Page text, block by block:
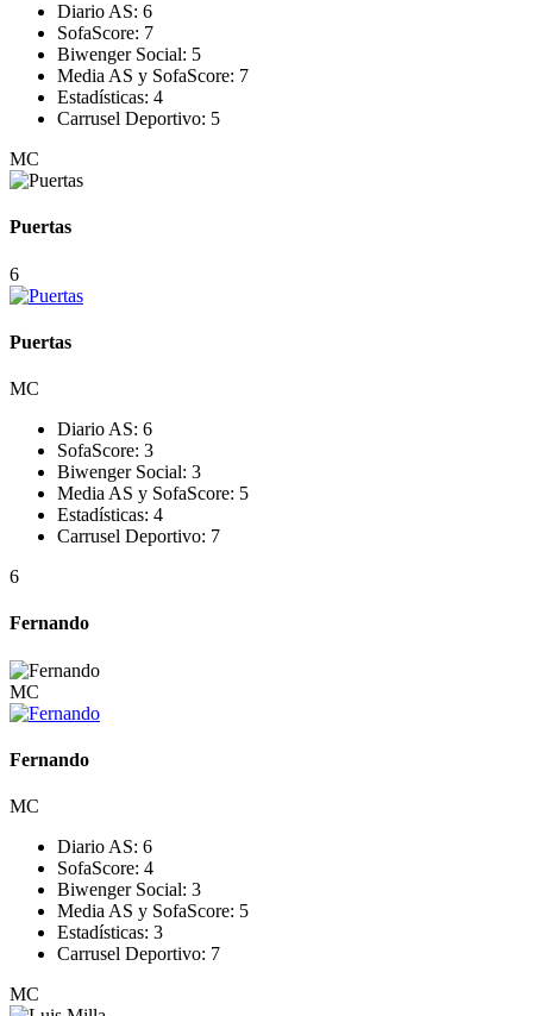
Diario AS: 6
SofaScore: 7
Biwenger Social: 5
Media AS y SofaScore: 7
Estadísticas: 4
Carrusel Deportivo: 5
MC
Puertas
6
Puertas
MC
Diario AS: 6
SofaScore: 3
Biwenger Social: 3
Media AS y SofaScore: 5
Estadísticas: 4
Carrusel Deportivo: 7
6
Fernando
MC
Fernando
MC
Diario AS: 6
SofaScore: 4
Biwenger Social: 3
Media AS y SofaScore: 5
Estadísticas: 3
Carrusel Deportivo: 7
MC